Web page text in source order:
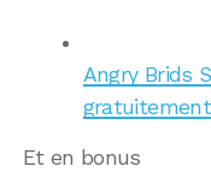
Angry Brids
gratuitement
Et en bonus